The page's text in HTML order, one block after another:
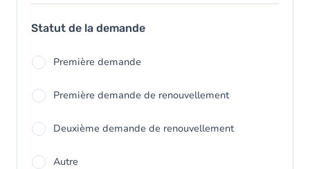
Statut de la demande
Première demande
Première demande de renouvellement
Deuxième demande de renouvellement
Autre